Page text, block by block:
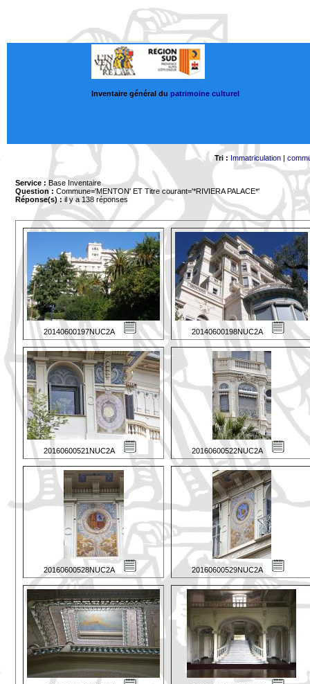
Inventaire général du patrimoine culturel
Tri : Immatriculation|
Service : Base Inventaire
Question : Commune='MENTON' ET Titre courant='*RIVIERA PALACE*'
Réponse(s) :il y a 138 réponses
20140600197NUC2A 20140600198NUC2A
20160600521NUC2A 20160600522NUC2A
20160600528NUC2A 20160600529NUC2A